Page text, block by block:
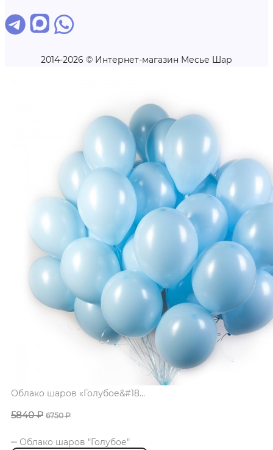
2014-2026 © Интернет-магазин Месье Шар
Облако шаров «Голубое&#18...
5840₽ 6750₽
Облако шаров "Голубое"